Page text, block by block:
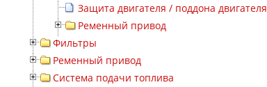
Защита двигателя / поддона двигателя
Ременный привод
Фильтры
Ременный привод
Система подачи топлива